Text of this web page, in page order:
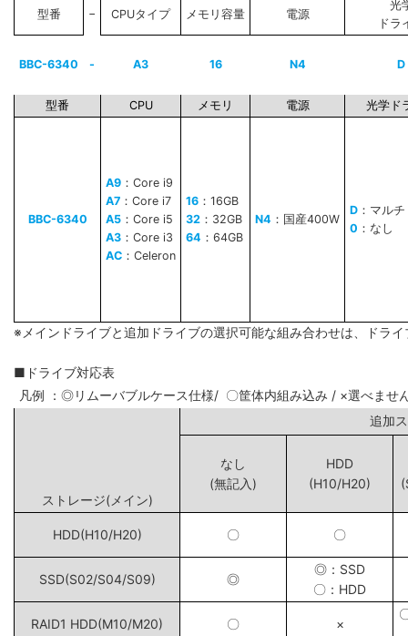
型番 − CPUタイプ メモリ容量 電源
光
ドラ
BBC-6340 - A3 16 N4 D
型番 CPU メモリ 電源 光学ド
BBC-6340
A9 ：Core i9
A7 ：Core i7
A5 ：Core i5
A3 ：Core i3
AC ：Celeron
16 ：16GB
32 ：32GB
64 ：64GB
N4 ：国産400W
D ：マル
0 ：なし
※メインドライブと追加ドライブの選択可能な組み合わせは、ドラ
■ドライブ対応表
凡例 ：◎リムーバブルケース仕様/ 〇筐体内組み込み / ×選べませ
ストレージ(メイン)
追
なし
(無記入)
HDD
(H10/H20)
HDD(H10/H20) 〇 〇
SSD(S02/S04/S09) ◎
◎：SSD
〇：HDD
RAID1 HDD(M10/M20) 〇 ×